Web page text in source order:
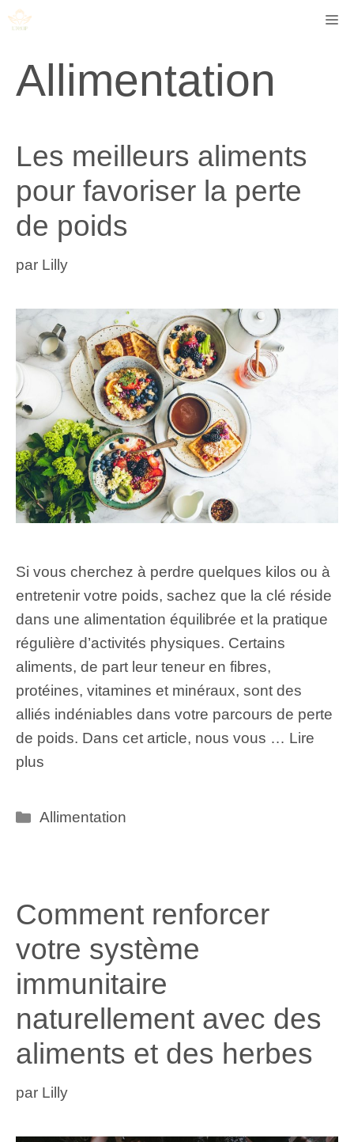
Aller
au
Allimentation
Les meilleurs aliments
pour favoriser la perte
de poids
par Lilly
Si vous cherchez à perdre quelques kilos ou à
entretenir votre poids, sachez que la clé réside
dans une alimentation équilibrée et la pratique
régulière d’activités physiques. Certains
aliments, de part leur teneur en fibres,
protéines, vitamines et minéraux, sont des
alliés indéniables dans votre parcours de perte
de poids. Dans cet article, nous vous … Lire
plus
Catégories
Allimentation
Comment renforcer
votre système
immunitaire
naturellement avec des
aliments et des herbes
par Lilly